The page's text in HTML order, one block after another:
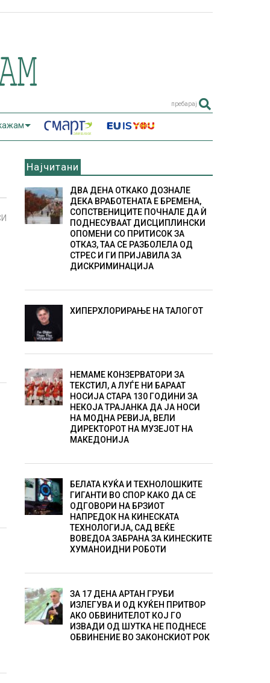
пребарај
Најчитани
ДВА ДЕНА ОТКАКО ДОЗНАЛЕ
ДЕКА ВРАБОТЕНАТА Е БРЕМЕНА,
СОПСТВЕНИЦИТЕ ПОЧНАЛЕ ДА Ѝ
ПОДНЕСУВААТ ДИСЦИПЛИНСКИ
ОПОМЕНИ СО ПРИТИСОК ЗА
ОТКАЗ, ТАА СЕ РАЗБОЛЕЛА ОД
СТРЕС И ГИ ПРИЈАВИЛА ЗА
ДИСКРИМИНАЦИЈА
ХИПЕРХЛОРИРАЊЕ НА ТАЛОГОТ
НЕМАМЕ КОНЗЕРВАТОРИ ЗА
ТЕКСТИЛ, А ЛУЃЕ НИ БАРААТ
НОСИЈА СТАРА 130 ГОДИНИ ЗА
НЕКОЈА ТРАЈАНКА ДА ЈА НОСИ
НА МОДНА РЕВИЈА, ВЕЛИ
ДИРЕКТОРОТ НА МУЗЕЈОТ НА
МАКЕДОНИЈА
БЕЛАТА КУЌА И ТЕХНОЛОШКИТЕ
ГИГАНТИ ВО СПОР КАКО ДА СЕ
ОДГОВОРИ НА БРЗИОТ
НАПРЕДОК НА КИНЕСКАТА
ТЕХНОЛОГИЈА, САД ВЕЌЕ
ВОВЕДОА ЗАБРАНА ЗА КИНЕСКИТЕ
ХУМАНОИДНИ РОБОТИ
ЗА 17 ДЕНА АРТАН ГРУБИ
ИЗЛЕГУВА И ОД КУЌЕН ПРИТВОР
АКО ОБВИНИТЕЛОТ КОЈ ГО
ИЗВАДИ ОД ШУТКА НЕ ПОДНЕСЕ
ОБВИНЕНИЕ ВО ЗАКОНСКИОТ РОК